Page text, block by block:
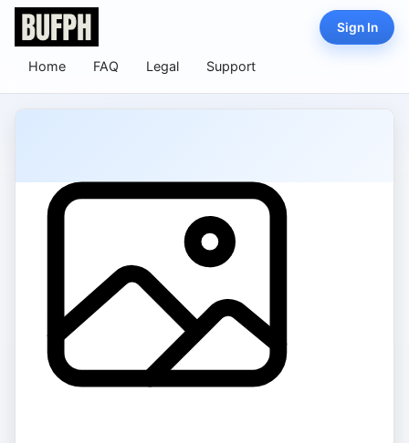
Home FAQ Legal Support
Sign In